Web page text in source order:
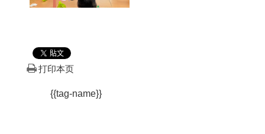
打印本页
{{tag-name}}